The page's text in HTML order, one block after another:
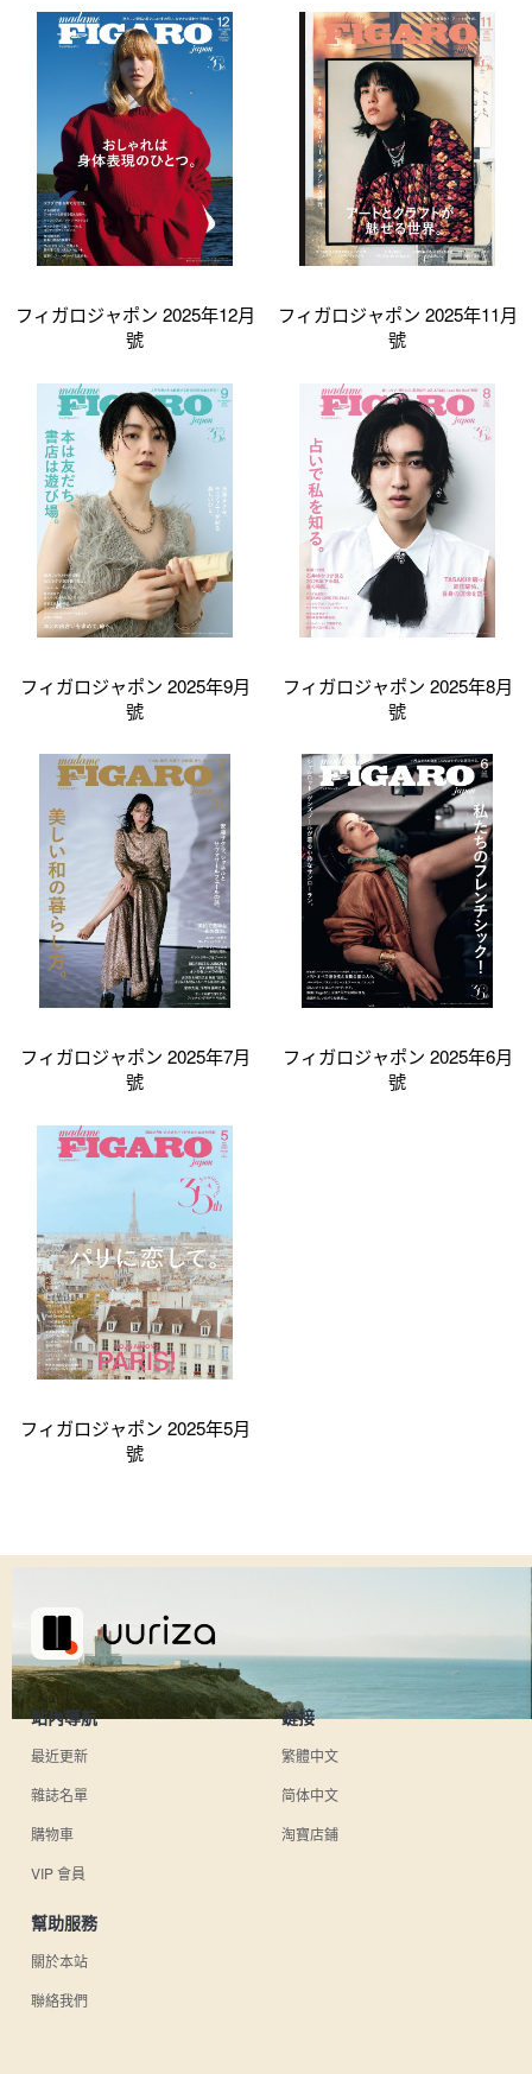
フィガロジャポン 2025年12月
號
フィガロジャポン 2025年11月
號
フィガロジャポン 2025年9月
號
フィガロジャポン 2025年8月
號
フィガロジャポン 2025年7月
號
フィガロジャポン 2025年6月
號
フィガロジャポン 2025年5月
號
站內導航
最近更新
雜誌名單
購物車
VIP 會員
鏈接
繁體中文
简体中文
淘寶店鋪
幫助服務
關於本站
聯絡我們